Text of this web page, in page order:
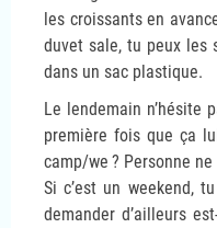
les croissants en
duvet sale, tu peux les
dans un sac plastique.
Le lendemain n’hésite
première fois que ça
camp/we ? Personne ne
Si c’est un weekend,
demander d’ailleurs